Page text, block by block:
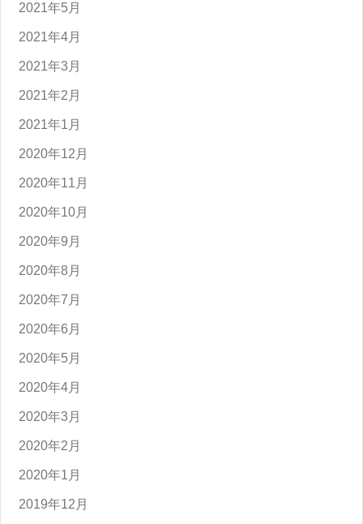
2021年5月
2021年4月
2021年3月
2021年2月
2021年1月
2020年12月
2020年11月
2020年10月
2020年9月
2020年8月
2020年7月
2020年6月
2020年5月
2020年4月
2020年3月
2020年2月
2020年1月
2019年12月